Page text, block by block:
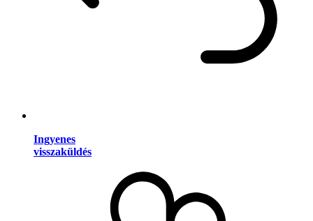
Ingyenes
visszaküldés